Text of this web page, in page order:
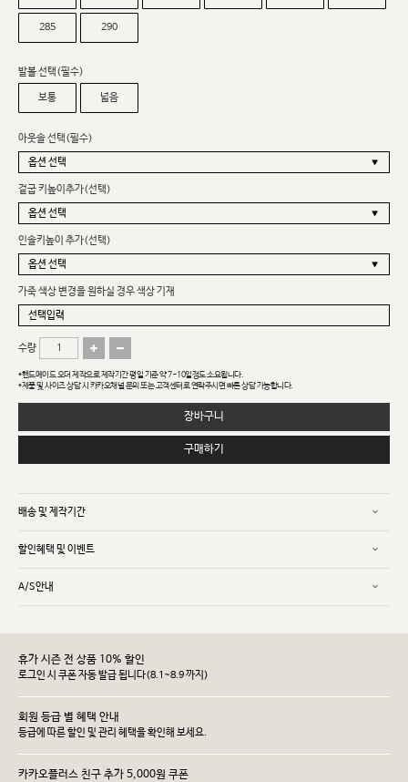
285 290
발볼 선택(필수)
보통 넓음
아웃솔 선택(필수)
겉굽 키높이추가(선택)
인솔키높이 추가(선택)
가죽 색상 변경을 원하실 경우 색상 기재
수량
*핸드메이드 오더 제작으로 제작기간 평일 기준 약 7~10일정도 소요됩니다.
*제품 및 사이즈 상담 시 카카오채널 문의 또는 고객센터로 연락주시면 빠른 상담 가능합니다.
장바구니
구매하기
배송 및 제작기간
할인혜택 및 이벤트
A/S안내
휴가 시즌 전 상품 10% 할인
로그인 시 쿠폰 자동 발급 됩니다(8.1~8.9 까지)
회원 등급 별 혜택 안내
등급에 따른 할인 및 관리 헤택을 확인해 보세요.
카카오플러스 친구 추가 5,000원 쿠폰